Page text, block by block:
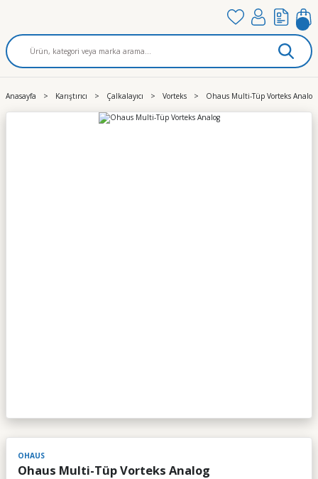
Anasayfa Karıştırıcı Çalkalayıcı Vorteks Ohaus Multi-Tüp Vorteks Analog
OHAUS
Ohaus Multi-Tüp Vorteks Analog